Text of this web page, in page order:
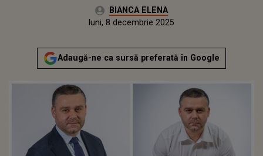
Autor:BIANCA ELENA
luni, 8 decembrie 2025Actualizat:
luni, 8 decembrie 2025
Adaugă-ne ca sursă preferată în Google